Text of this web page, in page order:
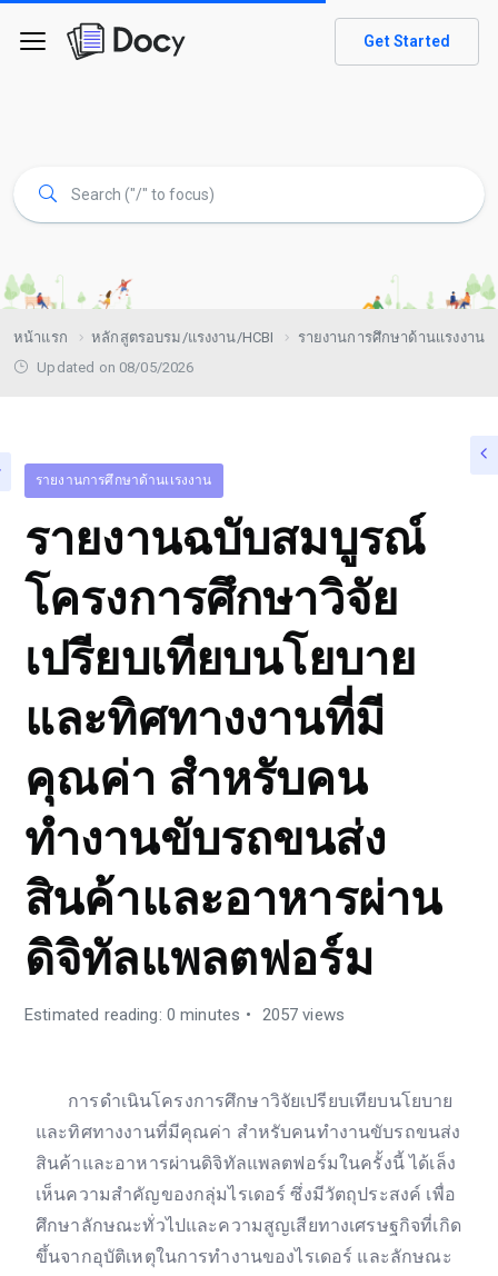
Get Started
หน้าแรก หลักสูตรอบรม/แรงงาน/HCBI
รายงานการศึกษาด้านเเรงงาน
Updated on 08/05/2026
รายงานการศึกษาด้านเเรงงาน
รายงานฉบับสมบูรณ์
โครงการศึกษาวิจัย
เปรียบเทียบนโยบาย
และทิศทางงานที่มี
คุณค่า สำหรับคน
ทำงานขับรถขนส่ง
สินค้าและอาหารผ่าน
ดิจิทัลแพลตฟอร์ม
Estimated reading: 0 minutes 2057 views
การดำเนินโครงการศึกษาวิจัยเปรียบเทียบนโยบาย
และทิศทางงานที่มีคุณค่า สำหรับคนทำงานขับรถขนส่ง
สินค้าและอาหารผ่านดิจิทัลแพลตฟอร์มในครั้งนี้ ได้เล็ง
เห็นความสำคัญของกลุ่มไรเดอร์ ซึ่งมีวัตถุประสงค์ เพื่อ
ศึกษาลักษณะทั่วไปและความสูญเสียทางเศรษฐกิจที่เกิด
ขึ้นจากอุบัติเหตุในการทำงานของไรเดอร์ และลักษณะ